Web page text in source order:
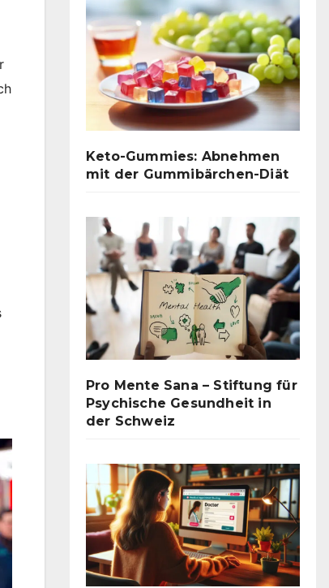
Keto-Gummies: Abnehmen
mit der Gummibärchen-Diät
Pro Mente Sana – Stiftung für
Psychische Gesundheit in
der Schweiz